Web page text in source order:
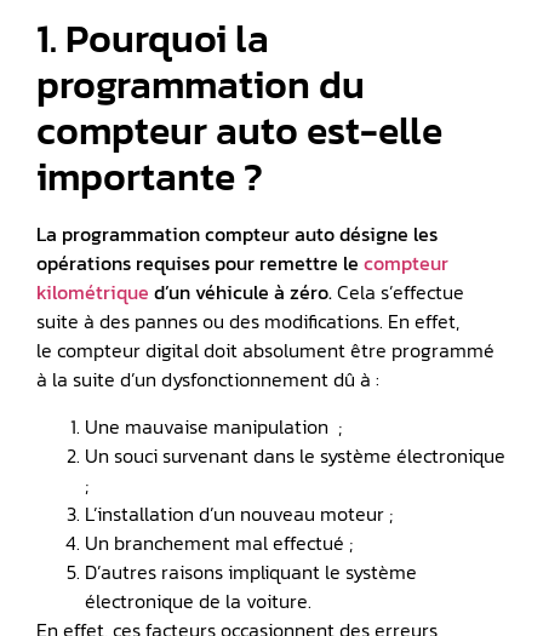
1. Pourquoi la
programmation du
compteur auto est-elle
importante ?
La programmation compteur auto désigne les
opérations requises pour remettre le compteur
kilométrique d’un véhicule à zéro.Cela s’effectue
suite à des pannes ou des modifications. En effet,
le compteur digital doit absolument être programmé
à la suite d’un dysfonctionnement dû à :
Une mauvaise manipulation ;
Un souci survenant dans le système électronique
;
L’installation d’un nouveau moteur ;
Un branchement mal effectué ;
D’autres raisons impliquant le système
électronique de la voiture.
En effet, ces facteurs occasionnent des erreurs